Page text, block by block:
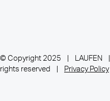
© Copyright 2025 | LAUFEN |
rights reserved | Privacy Policy